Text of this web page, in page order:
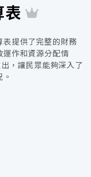
表
提供了完整的財務
作和資源分配情
，讓民眾能夠深入了